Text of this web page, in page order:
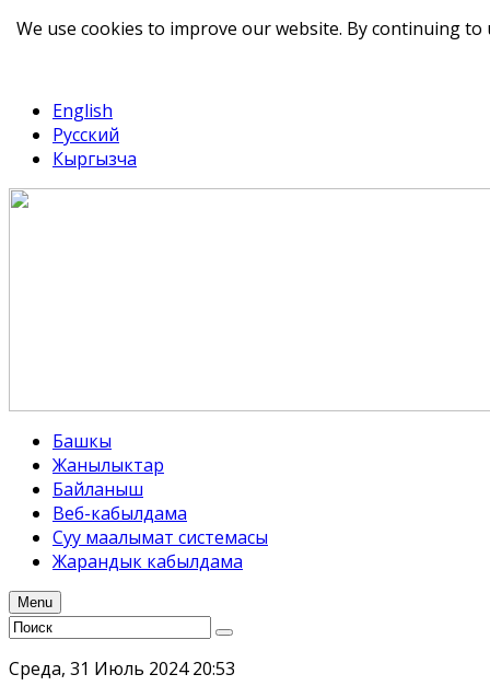
English
Русский
Кыргызча
Башкы
Жанылыктар
Байланыш
Веб-кабылдама
Суу маалымат системасы
Жарандык кабылдама
Menu
Среда, 31 Июль 2024 20:53
We use cookies to improve our website. By continuing